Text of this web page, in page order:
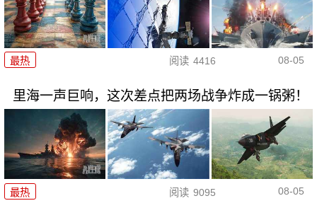
最热 阅读 4416 08-05
里海一声巨响，这次差点把两场战争炸成一锅粥！
最热 阅读 9095 08-05